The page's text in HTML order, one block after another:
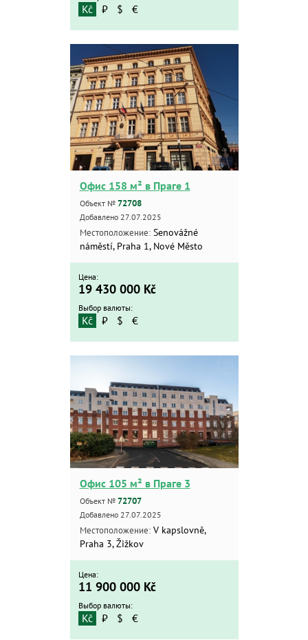
Kč ₽ $ €
Офис 158 м² в Праге 1
Объект № 72708
Добавлено 27.07.2025
Местоположение:Senovážné
náměstí, Praha 1, Nové Město
Цена:
19 430 000 Kč
Выбор валюты:
Kč ₽ $ €
Офис 105 м² в Праге 3
Объект № 72707
Добавлено 27.07.2025
Местоположение:V kapslovně,
Praha 3, Žižkov
Цена:
11 900 000 Kč
Выбор валюты:
Kč ₽ $ €